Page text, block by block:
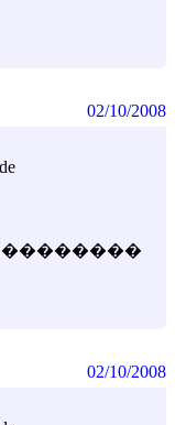
02/10/2008
02/10/2008